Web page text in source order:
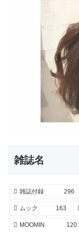
雑誌名
雑誌付録 296
ムック 163
MOOMIN 120